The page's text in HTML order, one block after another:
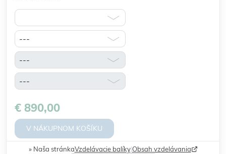
€ 890,00
V NÁKUPNOM KOŠÍKU
Naša stránkaVzdelávacie balíky|Obsah vzdelávania